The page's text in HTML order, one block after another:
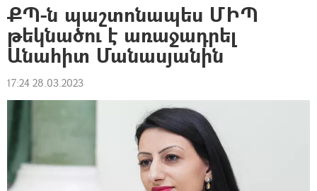
ՔՊ-ն պաշտոնապես ՄԻՊ
թեկնածու է առաջադրել
Անահիտ Մանասյանին
17:24 28.03.2023